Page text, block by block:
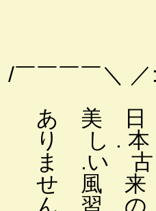
/￣￣￣￣＼
あ 美
り し .
ま .
せ
ん 習